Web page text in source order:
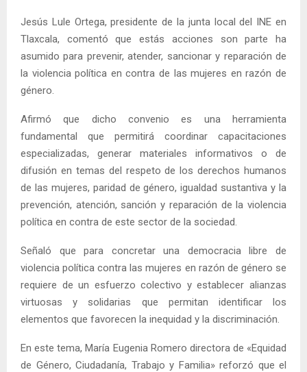
Jesús Lule Ortega, presidente de la junta local del INE en
Tlaxcala, comentó que estás acciones son parte ha
asumido para prevenir, atender, sancionar y reparación de
la violencia política en contra de las mujeres en razón de
género.
Afirmó que dicho convenio es una herramienta
fundamental que permitirá coordinar capacitaciones
especializadas, generar materiales informativos o de
difusión en temas del respeto de los derechos humanos
de las mujeres, paridad de género, igualdad sustantiva y la
prevención, atención, sanción y reparación de la violencia
política en contra de este sector de la sociedad.
Señaló que para concretar una democracia libre de
violencia política contra las mujeres en razón de género se
requiere de un esfuerzo colectivo y establecer alianzas
virtuosas y solidarias que permitan identificar los
elementos que favorecen la inequidad y la discriminación.
En este tema, María Eugenia Romero directora de «Equidad
de Género, Ciudadanía, Trabajo y Familia» reforzó que el